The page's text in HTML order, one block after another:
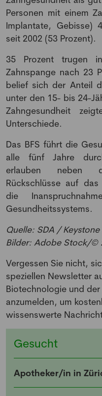
Personen mit einem
Implantate, Gebisse)
seit 2002 (53 Prozent).
35 Prozent trugen
Zahnspange nach 23
belief sich der Anteil
unter den 15- bis 24-
Zahngesundheit
Unterschiede.
Das BFS führt die
alle fünf Jahre
erlauben neben
Rückschlüsse auf
die
Gesundheitssystems.
Quelle: SDA /
Bilder: Adobe Stock/©
Vergessen Sie nicht,
speziellen Newsletter
Biotechnologie und
anzumelden, um
wissenswerte
Gesucht
Apotheker/in in